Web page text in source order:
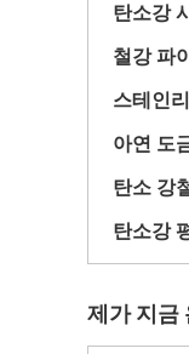
탄소강
철강 파
스테인
아연 도
탄소 강
탄소강
제가 지금